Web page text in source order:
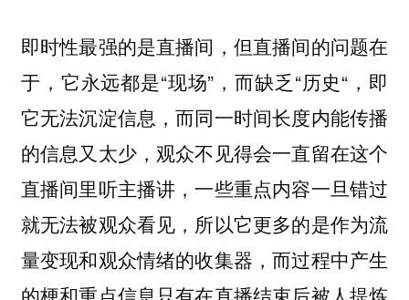
即时性最强的是直播间，但直播间的问题在
于，它永远都是“现场”，而缺乏“历史“，即
它无法沉淀信息，而同一时间长度内能传播
的信息又太少，观众不见得会一直留在这个
直播间里听主播讲，一些重点内容一旦错过
就无法被观众看见，所以它更多的是作为流
量变现和观众情绪的收集器，而过程中产生